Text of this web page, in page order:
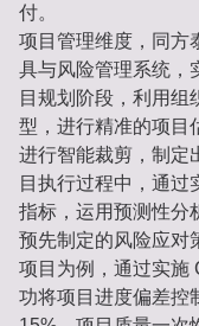
付。
项目管理维度，同方
具与风险管理系统，
目规划阶段，利用组
型，进行精准的项目
进行智能裁剪，制定
目执行过程中，通过
指标，运用预测性分
预先制定的风险应对
项目为例，通过实施
功将项目进度偏差控